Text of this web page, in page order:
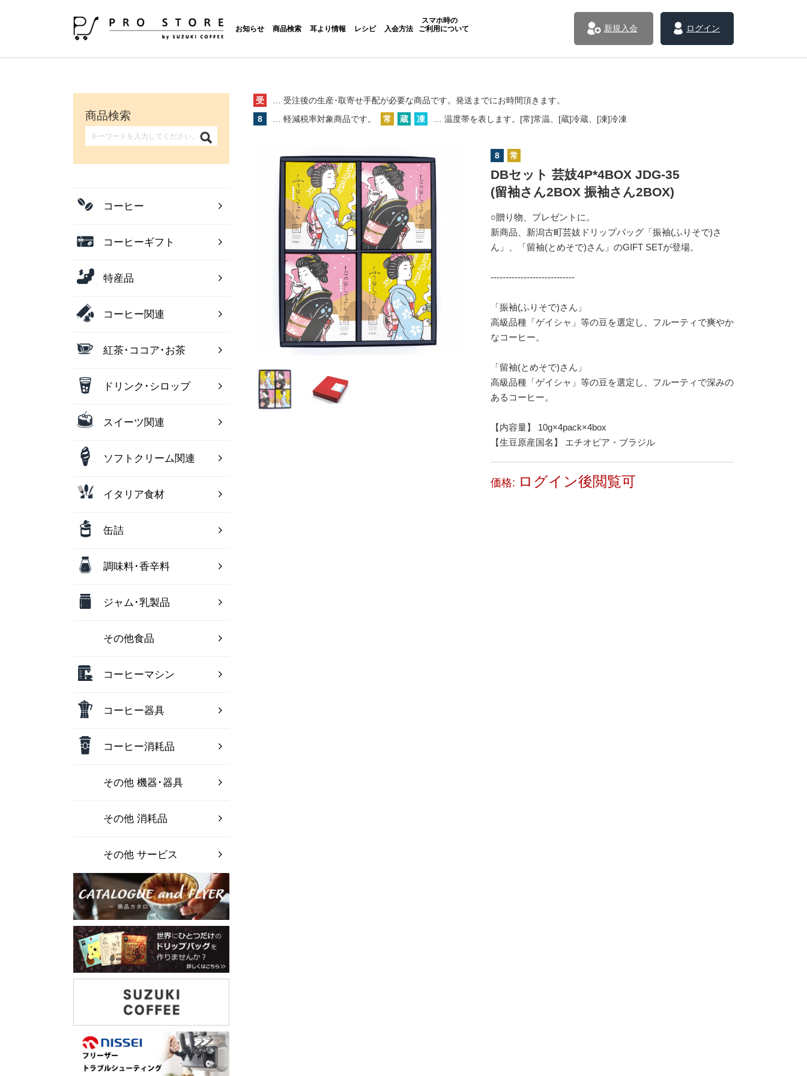
お知らせ 商品検索 耳より情報 レシピ 入会方法
スマホ時の
ご利用について
ログイン
新規入会
受 … 受注後の生産･取寄せ手配が必要な商品です。 発送までにお時間頂きます。
8
… 軽減税率対象商品です。 常 蔵 凍 … 温度帯を表します。[常]常温、[蔵]冷蔵、[凍]冷凍
8 常
DBセット 芸妓4P*4BOX JDG-35
(留袖さん2BOX 振袖さん2BOX)
○贈り物、プレゼントに。
新商品、新潟古町芸妓ドリップバッグ「振袖(ふりそで)さ
ん」、「留袖(とめそで)さん」のGIFT SETが登場。
----------------------------
「振袖(ふりそで)さん」
高級品種「ゲイシャ」等の豆を選定し、フルーティで爽やか
なコーヒー。
「留袖(とめそで)さん」
高級品種「ゲイシャ」等の豆を選定し、フルーティで深みの
あるコーヒー。
【内容量】 10g×4pack×4box
【生豆原産国名】 エチオピア・ブラジル
価格: ログイン後閲覧可
商品検索
コーヒー
コーヒーギフト
特産品
コーヒー関連
紅茶･ココア･お茶
ドリンク･シロップ
スイーツ関連
ソフトクリーム関連
イタリア食材
缶詰
調味料･香辛料
ジャム･乳製品
その他食品
コーヒーマシン
コーヒー器具
コーヒー消耗品
その他 機器･器具
その他 消耗品
その他 サービス